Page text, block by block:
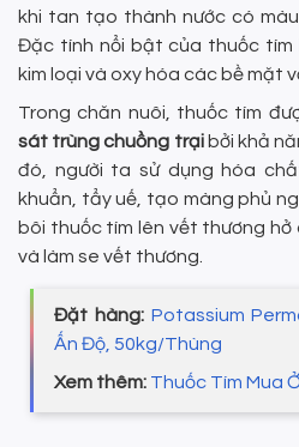
khi tan tạo thành nước có
Đặc tính nổi bật của thuốc tím
kim loại và oxy hóa các bề mặt
Trong chăn nuôi, thuốc tím
sát trùng chuồng trạibởi khả
đó, người ta sử dụng hóa
khuẩn, tẩy uế, tạo màng phủ
bôi thuốc tím lên vết thương
và làm se vết thương.
Đặt hàng: Potassium
Ấn Độ, 50kg/Thùng
Xem thêm: Thuốc Tím Mua